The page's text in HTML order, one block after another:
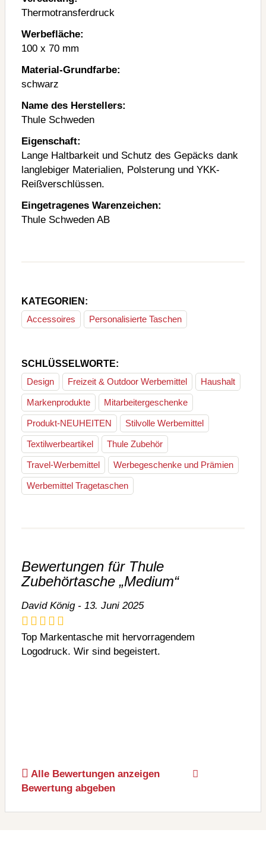
Thermotransferdruck
Werbefläche:
100 x 70 mm
Material-Grundfarbe:
schwarz
Name des Herstellers:
Thule Schweden
Eigenschaft:
Lange Haltbarkeit und Schutz des Gepäcks dank
langlebiger Materialien, Polsterung und YKK-
Reißverschlüssen.
Eingetragenes Warenzeichen:
Thule Schweden AB
KATEGORIEN:
Accessoires
Personalisierte Taschen
SCHLÜSSELWORTE:
Design
Freizeit & Outdoor Werbemittel Haushalt
Markenprodukte Mitarbeitergeschenke
Produkt-NEUHEITEN Stilvolle Werbemittel
Textilwerbeartikel Thule Zubehör
Travel-Werbemittel Werbegeschenke und Prämien
Werbemittel Tragetaschen
Bewertungen für Thule
Zubehörtasche „Medium“
David König - 13. Juni 2025
Top Markentasche mit hervorragendem
Logodruck. Wir sind begeistert.
Alle Bewertungen anzeigen
Bewertung abgeben